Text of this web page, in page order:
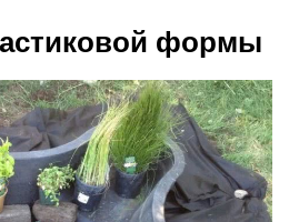
формы